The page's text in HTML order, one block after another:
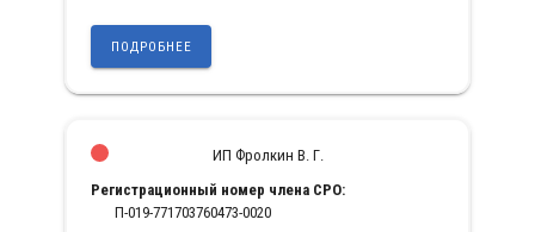
ПОДРОБНЕЕ
ИП Фролкин В. Г.
Регистрационный номер члена СРО:
П-019-771703760473-0020